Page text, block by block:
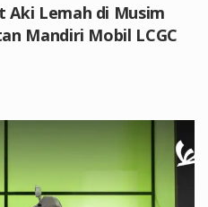
Aki Lemah di Musim
Mandiri Mobil LCGC